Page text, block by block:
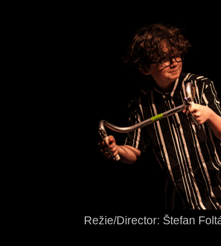
Režie/Director: Štefan